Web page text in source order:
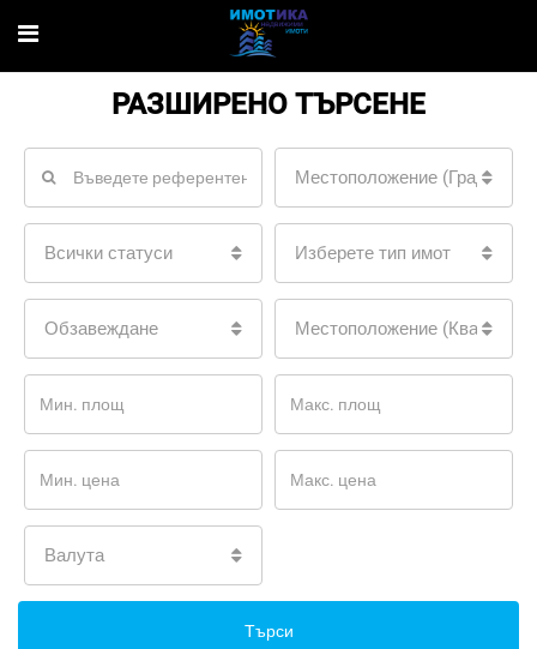
РАЗШИРЕНО ТЪРСЕНЕ
Местоположение (Град)
Всички статуси Изберете тип имот
Обзавеждане Местоположение (Квартал)
Валута
Търси